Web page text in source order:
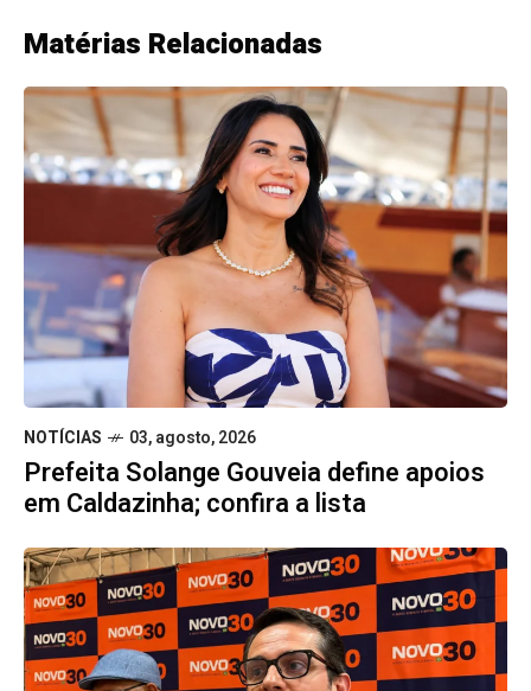
Matérias Relacionadas
NOTÍCIAS 03, agosto, 2026
Prefeita Solange Gouveia define apoios
em Caldazinha; confira a lista